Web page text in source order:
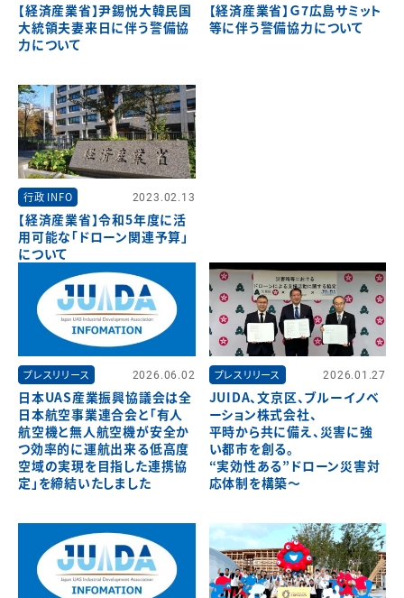
【経済産業省】尹錫悦大韓民国
大統領夫妻来日に伴う警備協
力について
【経済産業省】Ｇ7広島サミット
等に伴う警備協力について
行政 INFO 2023.02.13
【経済産業省】令和5年度に活
用可能な「ドローン関連予算」
について
プレスリリース 2026.06.02
日本UAS産業振興協議会は全
日本航空事業連合会と「有人
航空機と無人航空機が安全か
つ効率的に運航出来る低高度
空域の実現を目指した連携協
定」を締結いたしました
プレスリリース 2026.01.27
JUIDA、文京区、ブルーイノベ
ーション株式会社、
平時から共に備え、災害に強
い都市を創る。
“実効性ある”ドローン災害対
応体制を構築～